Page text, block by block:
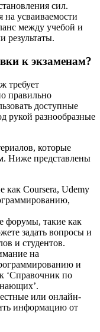
сил.
на усваиваемости
между учебой и
результаты.
к экзаменам?
требует
правильно
доступные
рукой разнообразные
которые
Ниже представлены
как Coursera, Udemy
форумы, такие как
задать вопросы и
и студентов.
на
и
‘Справочник по
или онлайн-
информацию от